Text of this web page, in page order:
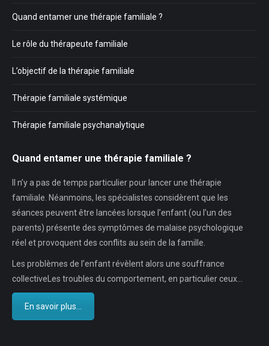
Quand entamer une thérapie familiale ?
Le rôle du thérapeute familiale
L’objectif de la thérapie familiale
Thérapie familiale systémique
Thérapie familiale psychanalytique
Quand entamer une thérapie familiale ?
Il n’y a pas de temps particulier pour lancer une thérapie
familiale. Néanmoins, les spécialistes considèrent que les
séances peuvent être lancées lorsque l’enfant (ou l’un des
parents) présente des symptômes de malaise psychologique
réel et provoquent des conflits au sein de la famille.
Les problèmes de l’enfant révèlent alors une souffrance
collectiveLes troubles du comportement, en particulier ceux…
En savoir plus...